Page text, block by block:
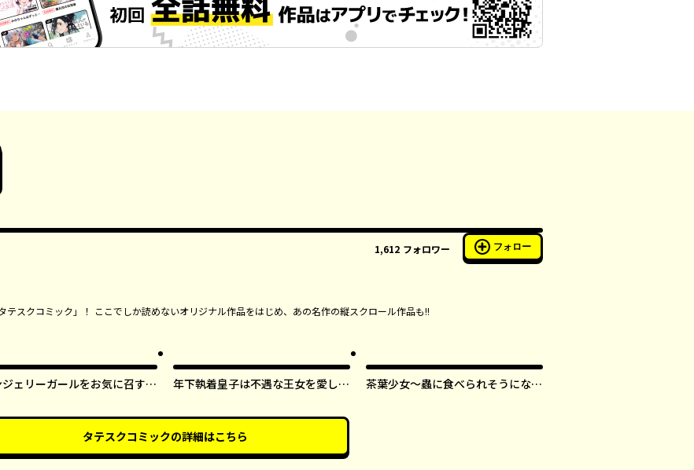
1,612 フォロワー フォロー
テスクコミック」！ ここでしか読めないオリジナル作品をはじめ、あの名作の縦スクロール作品も!!
ジェリーガールをお気に召すま
年下執着皇子は不遇な王女を愛しす
茶葉少女～蟲に食べられそうになっ
タテスクコミックの詳細はこちら